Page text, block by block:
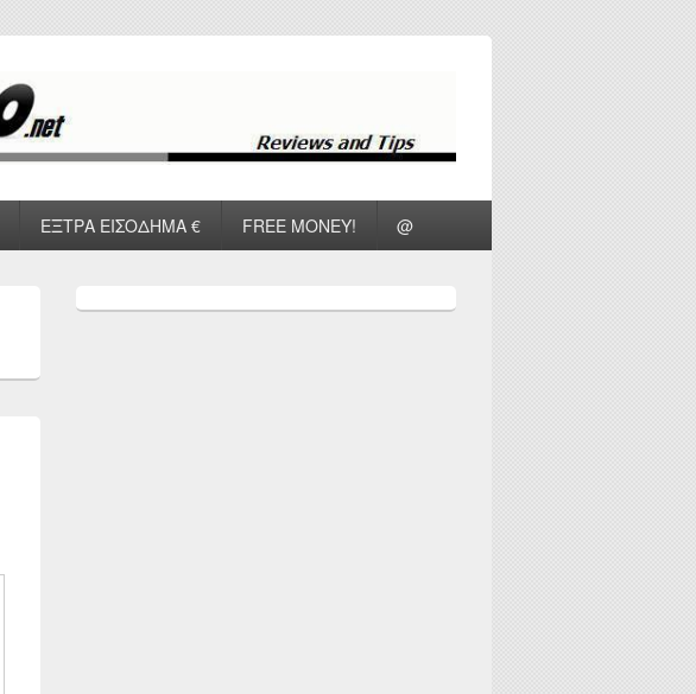
ΕΞΤΡΑ ΕΙΣΟΔΗΜΑ € FREE MONEY! @
Sidebar